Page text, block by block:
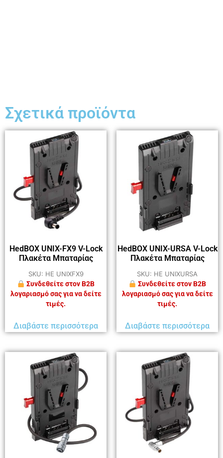
Σχετικά προϊόντα
HedBOX UNIX-FX9 V-Lock
Πλακέτα Μπαταρίας
SKU: HE UNIXFX9
Συνδεθείτε στον B2B
λογαριασμό σας για να δείτε
τιμές.
Διαβάστε περισσότερα
HedBOX UNIX-URSA V-Lock
Πλακέτα Μπαταρίας
SKU: HE UNIXURSA
Συνδεθείτε στον B2B
λογαριασμό σας για να δείτε
τιμές.
Διαβάστε περισσότερα